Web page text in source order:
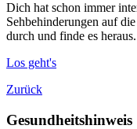
Dich hat schon immer
Sehbehinderungen auf
durch und finde es heraus.
Los geht's
Zurück
Gesundheitshinweis